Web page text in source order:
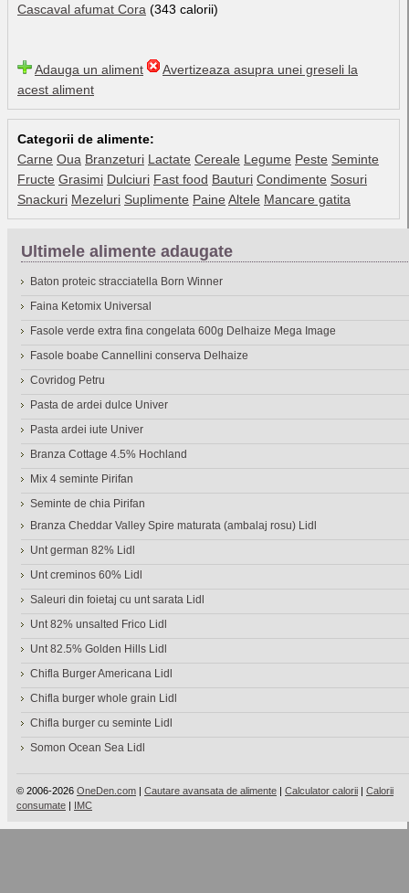
Cascaval afumat Cora (343 calorii)
Adauga un aliment
Avertizeaza asupra unei greseli la
acest aliment
Categorii de alimente:
Carne Oua Branzeturi Lactate Cereale Legume Peste Seminte
Fructe Grasimi Dulciuri Fast food Bauturi Condimente Sosuri
Snackuri Mezeluri Suplimente Paine Altele Mancare gatita
Ultimele alimente adaugate
Baton proteic stracciatella Born Winner
Faina Ketomix Universal
Fasole verde extra fina congelata 600g Delhaize Mega Image
Fasole boabe Cannellini conserva Delhaize
Covridog Petru
Pasta de ardei dulce Univer
Pasta ardei iute Univer
Branza Cottage 4.5% Hochland
Mix 4 seminte Pirifan
Seminte de chia Pirifan
Branza Cheddar Valley Spire maturata (ambalaj rosu) Lidl
Unt german 82% Lidl
Unt creminos 60% Lidl
Saleuri din foietaj cu unt sarata Lidl
Unt 82% unsalted Frico Lidl
Unt 82.5% Golden Hills Lidl
Chifla Burger Americana Lidl
Chifla burger whole grain Lidl
Chifla burger cu seminte Lidl
Somon Ocean Sea Lidl
© 2006-2026 OneDen.com | Cautare avansata de alimente | Calculator calorii | Calorii
consumate | IMC